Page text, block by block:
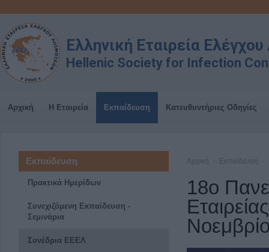
Ελληνική Εταιρεία
Hellenic Society for Infection
Αρχική Η Εταιρεία Εκπαίδευση Κατευθυντήριες Οδηγίες
Εκπαίδευση
Πρακτικά Ημερίδων
Συνεχιζόμενη Εκπαίδευση -
Σεμινάρια
Συνέδρια ΕΕΕΛ
Αρχική Εκπαίδευση
18ο